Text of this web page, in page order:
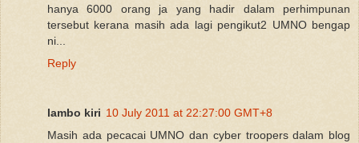
hanya 6000 orang ja yang hadir dalam perhimpunan
tersebut kerana masih ada lagi pengikut2 UMNO bengap
ni...
Reply
lambo kiri 10 July 2011 at 22:27:00 GMT+8
Masih ada pecacai UMNO dan cyber troopers dalam blog